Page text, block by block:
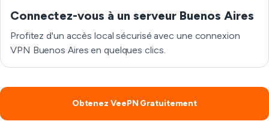
Connectez-vous à un serveur Buenos Aires
Profitez d'un accès local sécurisé avec une connexion
VPN Buenos Aires en quelques clics.
Obtenez VeePN Gratuitement